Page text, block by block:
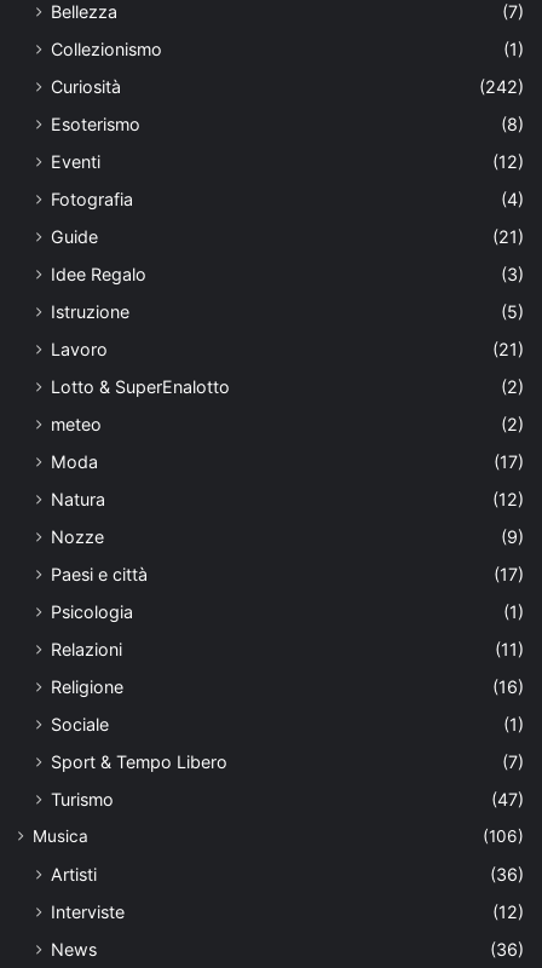
Bellezza
(7)
Collezionismo
(1)
Curiosità
(242)
Esoterismo
(8)
Eventi
(12)
Fotografia
(4)
Guide
(21)
Idee Regalo
(3)
Istruzione
(5)
Lavoro
(21)
Lotto & SuperEnalotto
(2)
meteo
(2)
Moda
(17)
Natura
(12)
Nozze
(9)
Paesi e città
(17)
Psicologia
(1)
Relazioni
(11)
Religione
(16)
Sociale
(1)
Sport & Tempo Libero
(7)
Turismo
(47)
Musica (106)
Artisti
(36)
Interviste
(12)
News
(36)